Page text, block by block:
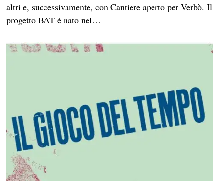
altri e, successivamente, con Cantiere aperto per Verbò. Il
progetto BAT è nato nel…